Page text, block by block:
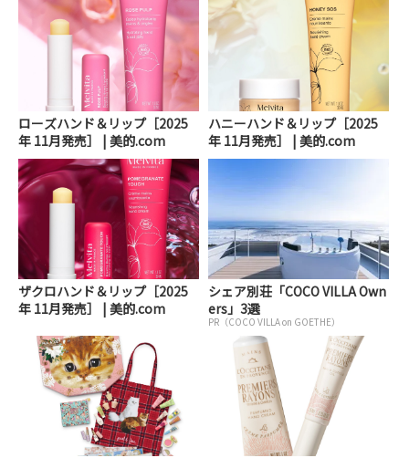
ローズハンド＆リップ［2025
年 11月発売］ | 美的.com
ハニーハンド＆リップ［2025
年 11月発売］ | 美的.com
ザクロハンド＆リップ［2025
年 11月発売］ | 美的.com
シェア別荘「COCO VILLA Own
ers」3選
PR（COCO VILLA on GOETHE）